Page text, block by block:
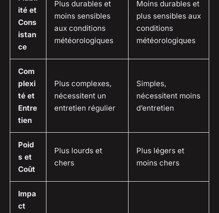
ité et
Cons
istan
ce
Plus durables et
moins sensibles
aux conditions
météorologiques
Moins durables et
plus sensibles aux
conditions
météorologiques
Com
plexi
té et
Entre
tien
Plus complexes,
nécessitent un
entretien régulier
Simples,
nécessitent moins
d’entretien
Poid
s et
Coût
Plus lourds et
chers
Plus légers et
moins chers
Impa
ct